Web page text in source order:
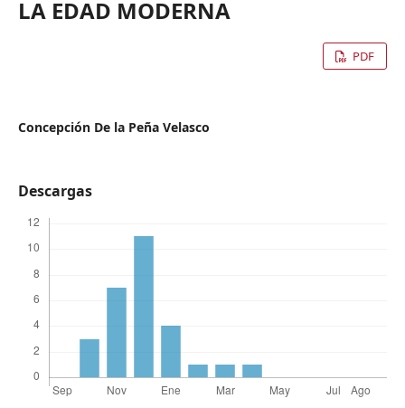
LA EDAD MODERNA
PDF
Concepción De la Peña Velasco
Descargas